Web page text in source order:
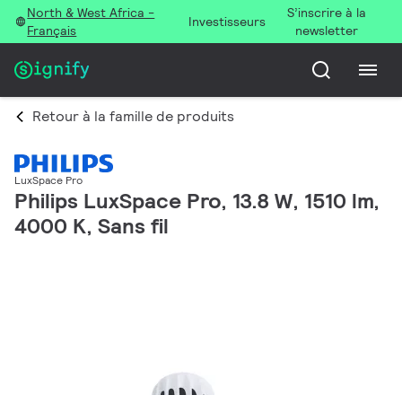
North & West Africa -
Français
Investisseurs
S’inscrire à la
newsletter
Retour à la famille de produits
LuxSpace Pro
Philips LuxSpace Pro, 13.8 W, 1510 lm,
4000 K, Sans fil